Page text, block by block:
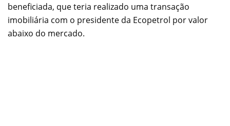
beneficiada, que teria realizado uma transação
imobiliária com o presidente da Ecopetrol por valor
abaixo do mercado.